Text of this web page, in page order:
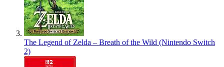
The Legend of Zelda – Breath of the Wild (Nintendo Switch
2)